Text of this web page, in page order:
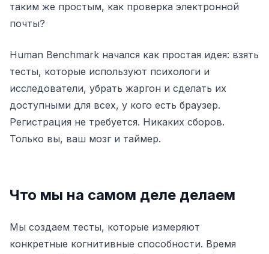
Вербальная Память
Память на последовательности
Поиск символов
Цветовая слепота
Тест на оттенок
Отслеживание объектов
таким же простым, как проверка электронной
почты?
Human Benchmark начался как простая идея: взять
тесты, которые используют психологи и
исследователи, убрать жаргон и сделать их
доступными для всех, у кого есть браузер.
Регистрация не требуется. Никаких сборов.
Только вы, ваш мозг и таймер.
Что мы на самом деле делаем
Мы создаем тесты, которые измеряют
конкретные когнитивные способности. Время